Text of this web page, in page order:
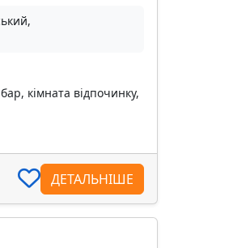
кімната відпочинку,
ДЕТАЛЬНІШЕ